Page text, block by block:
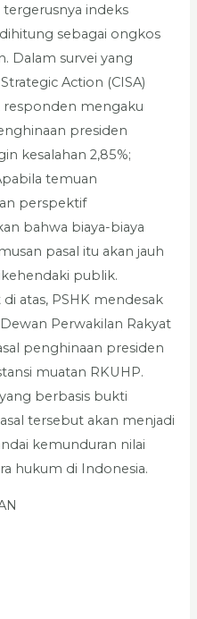
indeks
sebagai ongkos
Dalam survei yang
Action (CISA)
responden mengaku
presiden
kesalahan 2,85%;
temuan
perspektif
bahwa biaya-biaya
pasal itu akan jauh
publik.
atas, PSHK mendesak
Perwakilan Rakyat
penghinaan presiden
muatan RKUHP.
berbasis bukti
tersebut akan menjadi
kemunduran nilai
hukum di Indonesia.